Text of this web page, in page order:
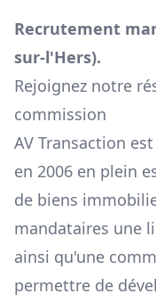
Recrutement
sur-l'Hers).
Rejoignez notre
commission
AV Transaction
en 2006 en plein
de biens
mandataires une
ainsi qu'une
permettre de